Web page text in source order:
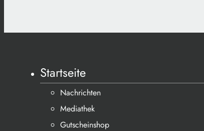
Startseite
Nachrichten
Mediathek
Gutscheinshop